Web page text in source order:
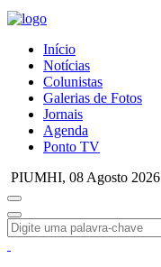
Início
Notícias
Colunistas
Galerias de Fotos
Jornais
Agenda
Ponto TV
PIUMHI, 08 Agosto 2026